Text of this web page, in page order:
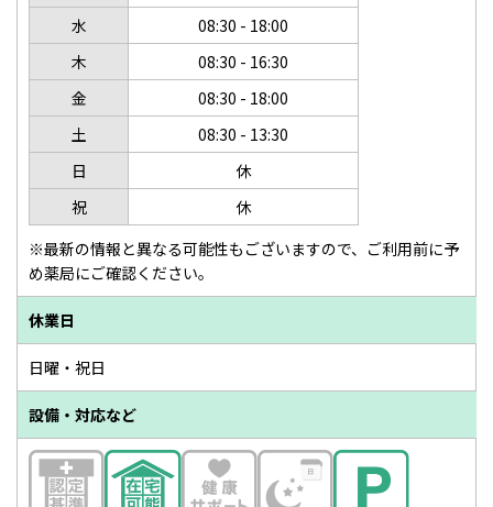
水
08:30 - 18:00
木
08:30 - 16:30
金
08:30 - 18:00
土
08:30 - 13:30
日
休
祝
休
※最新の情報と異なる可能性もございますので、ご利用前に予
め薬局にご確認ください。
休業日
日曜・祝日
設備・対応など